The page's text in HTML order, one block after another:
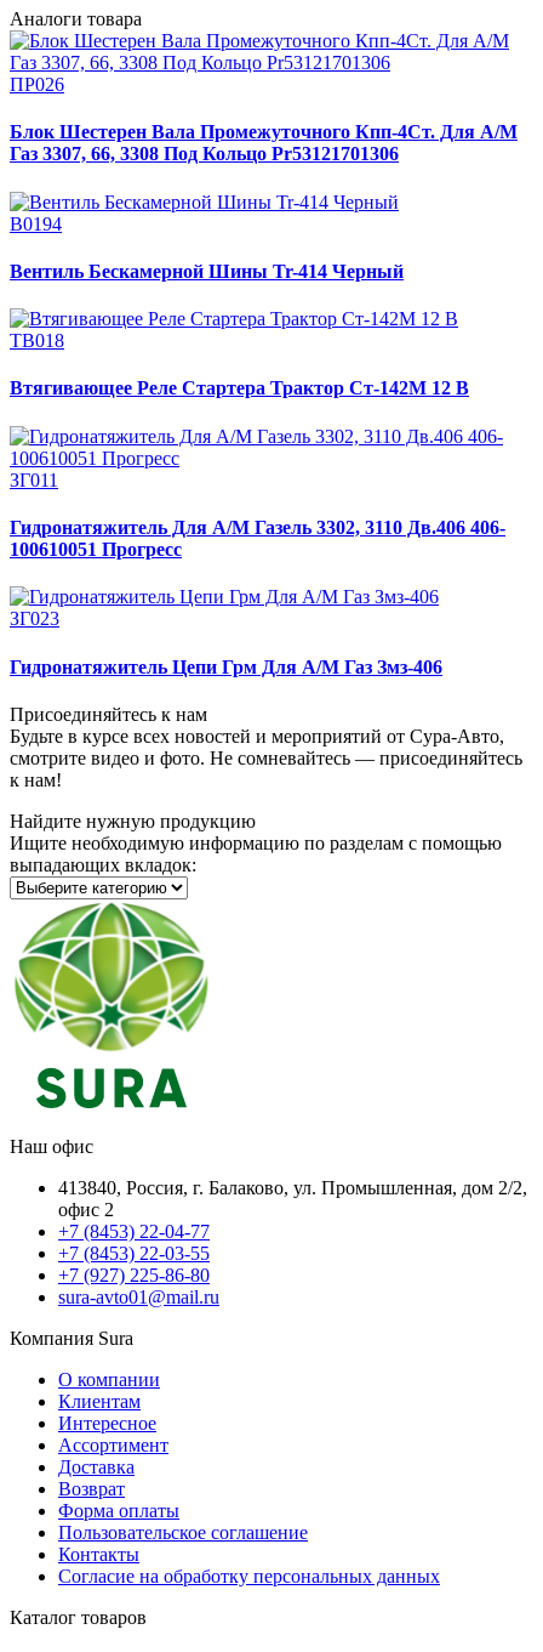
Аналоги товара
ПР026
Блок Шестерен Вала Промежуточного Кпп-4Ст. Для А/М
Газ 3307, 66, 3308 Под Кольцо Pr53121701306
В0194
Вентиль Бескамерной Шины Tr-414 Черный
ТВ018
Втягивающее Реле Стартера Трактор Ст-142М 12 В
ЗГ011
Гидронатяжитель Для А/М Газель 3302, 3110 Дв.406 406-
100610051 Прогресс
ЗГ023
Гидронатяжитель Цепи Грм Для А/М Газ Змз-406
Присоединяйтесь к нам
Будьте в курсе всех новостей и мероприятий от Сура-Авто,
смотрите видео и фото. Не сомневайтесь — присоединяйтесь
к нам!
Найдите нужную продукцию
Ищите необходимую информацию по разделам с помощью
выпадающих вкладок:
Наш офис
413840, Россия, г. Балаково, ул. Промышленная, дом 2/2,
офис 2
+7 (8453) 22-04-77
+7 (8453) 22-03-55
+7 (927) 225-86-80
sura-avto01@mail.ru
Компания Sura
О компании
Клиентам
Интересное
Ассортимент
Доставка
Возврат
Форма оплаты
Пользовательское соглашение
Контакты
Согласие на обработку персональных данных
Каталог товаров